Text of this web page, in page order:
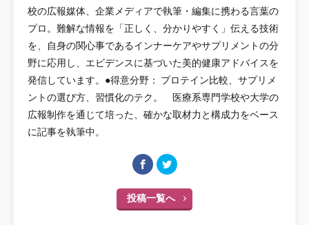
校の広報媒体、企業メディアで執筆・編集に携わる言葉の
プロ。難解な情報を「正しく、分かりやすく」伝える技術
を、自身の関心事であるインナーケアやサプリメントの分
野に応用し、エビデンスに基づいた美的健康アドバイスを
発信しています。●得意分野： プロテイン比較、サプリメ
ントの選び方、習慣化のテク。 医療系専門学校や大学の
広報制作を通じて培った、確かな取材力と構成力をベース
に記事を執筆中。
投稿一覧へ